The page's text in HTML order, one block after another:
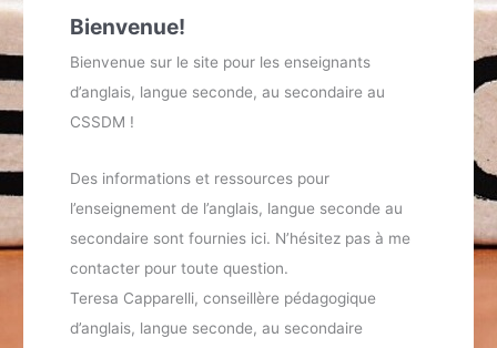
Bienvenue!
Bienvenue sur le site pour les enseignants
d’anglais, langue seconde, au secondaire au
CSSDM !
Des informations et ressources pour
l’enseignement de l’anglais, langue seconde au
secondaire sont fournies ici. N’hésitez pas à me
contacter pour toute question.
Teresa Capparelli, conseillère pédagogique
d’anglais, langue seconde, au secondaire